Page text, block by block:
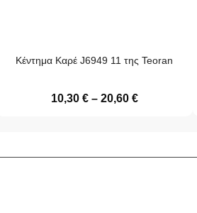
Κέντημα Καρέ J6949 11 της Teoran
10,30 € – 20,60 €